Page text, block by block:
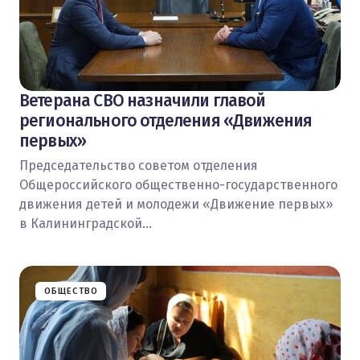
Ветерана СВО назначили главой
регионального отделения «Движения
первых»
Председательство советом отделения
Общероссийского общественно-государственного
движения детей и молодежи «Движение первых»
в Калининградской…
ОБЩЕСТВО